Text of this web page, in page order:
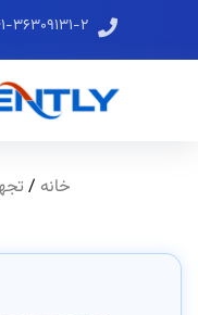
۰۴۱-
خانه /